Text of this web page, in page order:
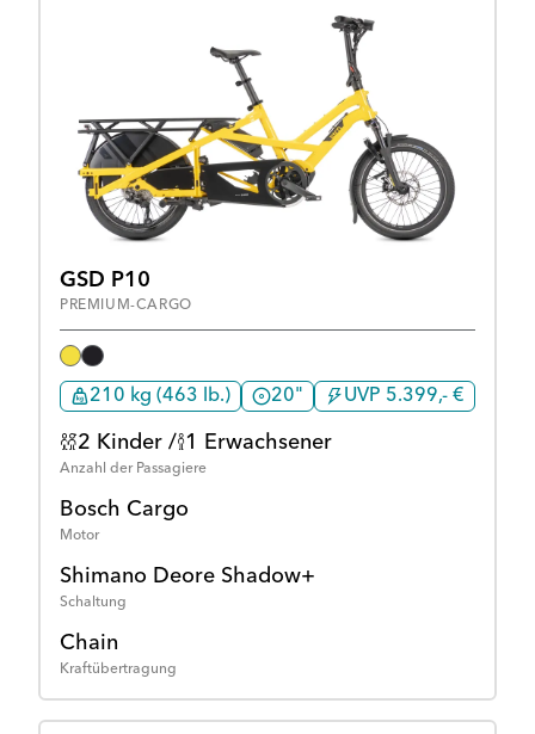
GSD P10
PREMIUM-CARGO
210 kg (463 lb.) 20" UVP 5.399,- €
2 Kinder / 1 Erwachsener
Anzahl der Passagiere
Bosch Cargo
Motor
Shimano Deore Shadow+
Schaltung
Chain
Kraftübertragung